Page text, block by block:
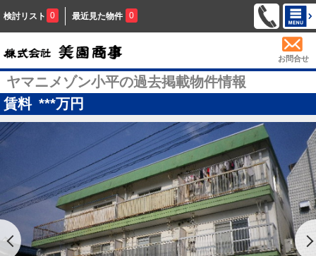
検討リスト 0 最近見た物件 0
お問合せ
ヤマニメゾン小平の過去掲載物件情報
賃料 ***万円